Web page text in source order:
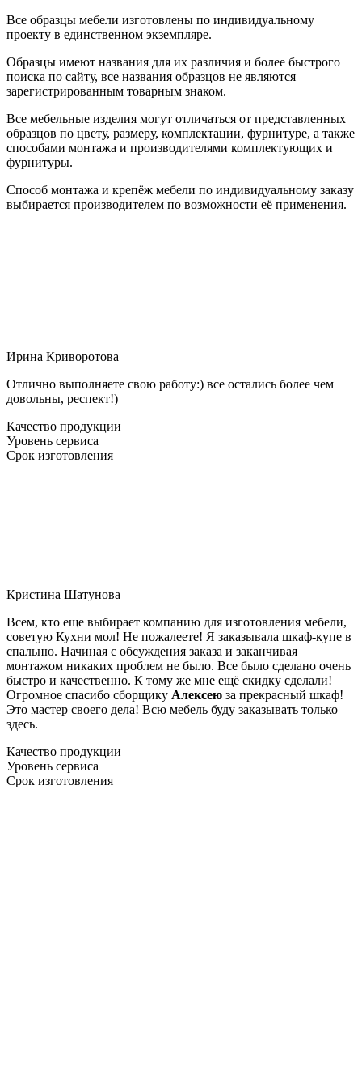
Все образцы мебели изготовлены по индивидуальному
проекту в единственном экземпляре.
Образцы имеют названия для их различия и более быстрого
поиска по сайту, все названия образцов не являются
зарегистрированным товарным знаком.
Все мебельные изделия могут отличаться от представленных
образцов по цвету, размеру, комплектации, фурнитуре, а также
способами монтажа и производителями комплектующих и
фурнитуры.
Способ монтажа и крепёж мебели по индивидуальному заказу
выбирается производителем по возможности её применения.
Ирина Криворотова
Отлично выполняете свою работу:) все остались более чем
довольны, респект!)
Качество продукции
Уровень сервиса
Срок изготовления
Кристина Шатунова
Всем, кто еще выбирает компанию для изготовления мебели,
советую Кухни мол! Не пожалеете! Я заказывала шкаф-купе в
спальню. Начиная с обсуждения заказа и заканчивая
монтажом никаких проблем не было. Все было сделано очень
быстро и качественно. К тому же мне ещё скидку сделали!
Огромное спасибо сборщику Алексею за прекрасный шкаф!
Это мастер своего дела! Всю мебель буду заказывать только
здесь.
Качество продукции
Уровень сервиса
Срок изготовления